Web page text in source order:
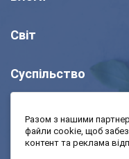
Світ
Суспільство
Шоу
Моя школа
Разом з нашими
файли cookie, щоб
контент та реклама